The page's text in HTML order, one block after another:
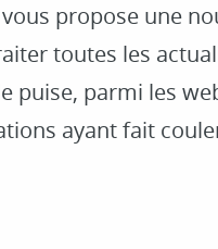
propose une
toutes les
puise, parmi les
ayant fait